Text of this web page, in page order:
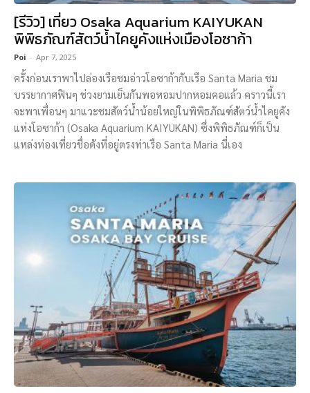
[รีวิว] เที่ยว Osaka Aquarium KAIYUKAN
พิพิธภัณฑ์สัตว์น้ำไคยูคังแห่งเมืองโอซาก้า
Poi - Apr 7, 2025
ครั้งก่อนเราพาไปล่องเรือชมอ่าวโอซาก้ากับเรือ Santa Maria ชม
บรรยากาศฟินๆ ช่วงยามเย็นกันพอหอมปากหอมคอแล้ว คราวนี้เรา
จะพาเพื่อนๆ มาแวะชมสัตว์น้ำน้อยใหญ่ในพิพิธภัณฑ์สัตว์น้ำไคยูคัง
แห่งโอซาก้า (Osaka Aquarium KAIYUKAN) ซึ่งพิพิธภัณฑ์ก็เป็น
แหล่งท่องเที่ยวชื่อดังที่อยู่ตรงท่าเรือ Santa Maria นี่เอง